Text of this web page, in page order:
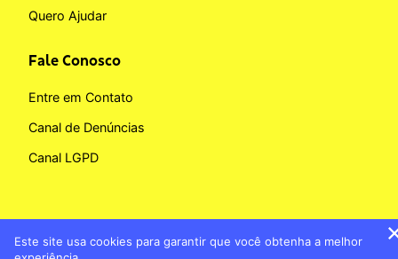
Quero Ajudar
Fale Conosco
Entre em Contato
Canal de Denúncias
Canal LGPD
Este site usa cookies para garantir que você obtenha a melhor